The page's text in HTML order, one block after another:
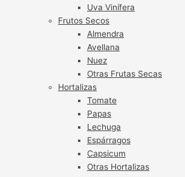
Uva Vinífera
Frutos Secos
Almendra
Avellana
Nuez
Otras Frutas Secas
Hortalizas
Tomate
Papas
Lechuga
Espárragos
Capsicum
Otras Hortalizas